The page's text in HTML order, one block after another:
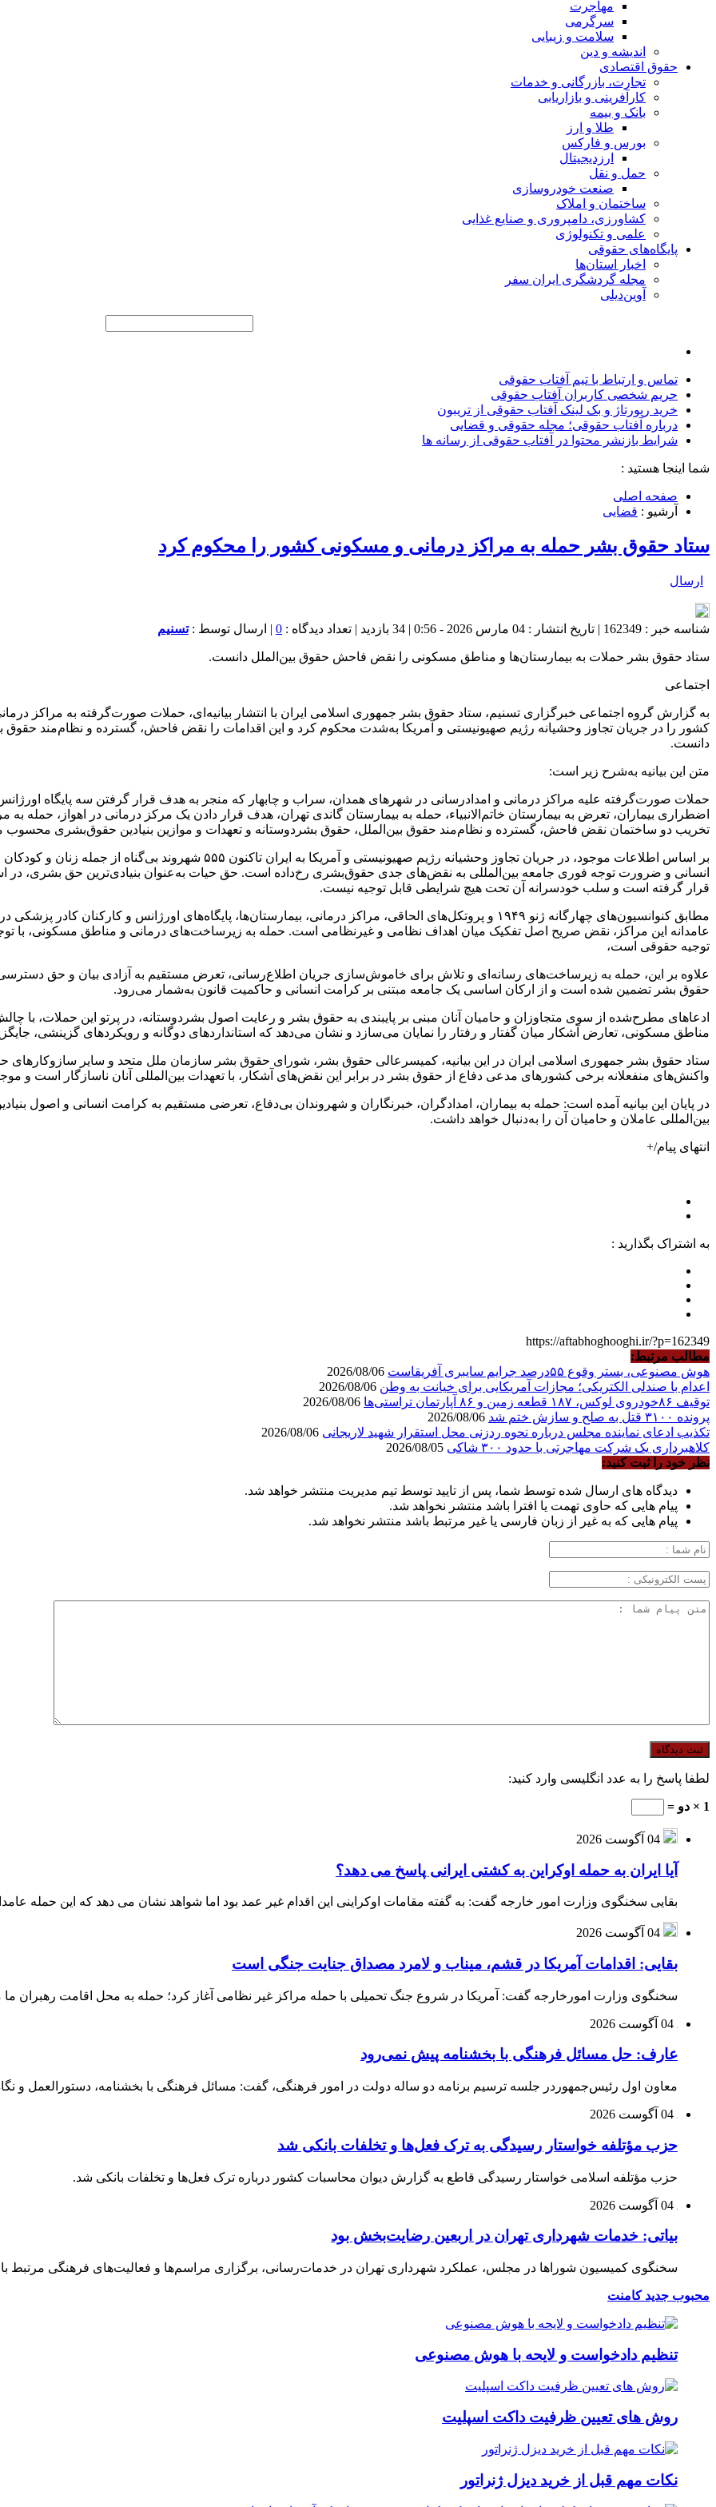
مهاجرت
سرگرمی
سلامت و زیبایی
اندیشه و دین
حقوق اقتصادی
تجارت، بازرگانی و خدمات
کارآفرینی و بازاریابی
بانک و بیمه
طلا و ارز
بورس و فارکس
ارزدیجیتال
حمل و نقل
صنعت خودروسازی
ساختمان و املاک
کشاورزی، دامپروری و صنایع غذایی
علمی و تکنولوژی
پایگاه‌های حقوقی
اخبار استان‌ها
مجله گردشگری ایران سفر
آوین‌دیلی
تماس و ارتباط با تیم آفتاب حقوقی
حریم شخصی کاربران آفتاب حقوقی
خرید رپورتاژ و بک لینک آفتاب حقوقی از تریبون
درباره آفتاب حقوقی؛ مجله حقوقی و قضایی
شرایط بازنشر محتوا در آفتاب حقوقی از رسانه ها
شما اینجا هستید :
صفحه اصلی
آرشیو : قضایی
ستاد حقوق بشر حمله به مراکز درمانی و مسکونی کشور را محکوم کرد
ارسال
شناسه خبر : 162349 | تاریخ انتشار : 04 مارس 2026 - 0:56 | 34 بازدید | تعداد دیدگاه : 0 | ارسال توسط :تسنیم
ستاد حقوق بشر حملات به بیمارستان‌ها و مناطق مسکونی را نقض فاحش حقوق بین‌الملل دانست.
اجتماعی
به گزارش گروه اجتماعی خبرگزاری تسنیم، ستاد حقوق بشر جمهوری اسلامی ایران با انتشار بیانیه‌ای، حملات صورت‌گرفته به مراکز
کشور را در جریان تجاوز وحشیانه رژیم صهیونیستی و آمریکا به‌شدت محکوم کرد و این اقدامات را نقض‌ فاحش، گسترده و نظام‌مند حقوق
دانست.
متن این بیانیه به‌شرح زیر است:
حملات صورت‌گرفته علیه مراکز درمانی و امدادرسانی در شهرهای همدان، سراب و چابهار که منجر به هدف قرار گرفتن سه پایگاه
اضطراری بیماران، تعرض به بیمارستان خاتم‌الانبیاء، حمله به بیمارستان گاندی تهران، هدف قرار دادن یک مرکز درمانی در اهواز، حمله
تخریب دو ساختمان نقض‌ فاحش، گسترده و نظام‌مند حقوق بین‌الملل، حقوق بشردوستانه و تعهدات و موازین بنیادین حقوق‌بشری محسوب
بر اساس اطلاعات موجود، در جریان تجاوز وحشیانه رژیم صهیونیستی و
انسانی و ضرورت توجه فوری جامعه بین‌المللی به نقض‌های جدی حقوق‌بشری رخ‌داده است. حق حیات به‌عنوان بنیادی‌ترین حق بشری، در
قرار گرفته است و سلب خودسرانه آن تحت هیچ شرایطی قابل توجیه نیست.
مطابق کنوانسیون‌های چهارگانه ژنو ۱۹۴۹ و پروتکل‌های الحاقی، مراکز درمانی، بیمارستان‌ها، پایگاه‌های اورژانس و
عامدانه این مراکز، نقض صریح اصل تفکیک میان اهداف نظامی و غیرنظامی است. حمله به زیرساخت‌های درمانی و مناطق مسکونی، با
توجیه حقوقی است،
علاوه بر این، حمله به زیرساخت‌های رسانه‌ای و تلاش برای خاموش‌سازی جریان اطلاع‌رسانی، تعرض مستقیم به آزادی بیان و حق
حقوق بشر تضمین شده است و از ارکان اساسی یک جامعه مبتنی بر کرامت انسانی و حاکمیت قانون به‌شمار می‌رود.
ادعاهای مطرح‌شده از سوی متجاوزان و حامیان آنان مبنی بر پایبندی به حقوق بشر و رعایت اصول بشردوستانه، در پرتو این حملات، با
مناطق مسکونی، تعارض آشکار میان گفتار و رفتار را نمایان می‌سازد و نشان می‌دهد که استانداردهای دوگانه و رویکردهای گزینشی،
ستاد حقوق بشر جمهوری اسلامی ایران در این بیانیه، کمیسرعالی حقوق بشر، شورای حقوق بشر سازمان ملل متحد و سایر
واکنش‌های منفعلانه برخی کشورهای مدعی دفاع از حقوق بشر در برابر این نقض‌های آشکار، با تعهدات بین‌المللی آنان ناسازگار است
در پایان این بیانیه آمده است: حمله به بیماران، امدادگران، خبرنگاران و شهروندان بی‌دفاع، تعرضی مستقیم به کرامت انسانی و اصول
بین‌المللی عاملان و حامیان آن را به‌دنبال خواهد داشت.
انتهای پیام/+
به اشتراک بگذارید :
https://aftabhoghooghi.ir/?p=162349
مطالب مرتبط:
هوش مصنوعی، بستر وقوع ۵۵درصد جرایم سایبری آفریقاست
اعدام با صندلی الکتریکی؛ مجازات آمریکایی برای خیانت به وطن
توقیف ۸۶خودروی لوکس، ۱۸۷ قطعه زمین و ۸۶ آپارتمان تراستی‌ها
پرونده ۳۱۰۰ قتل به صلح و سازش ختم شد
تکذیب ادعای نماینده مجلس درباره نحوه ردزنی محل استقرار شهید لاریجانی
کلاهبرداری یک شرکت مهاجرتی با حدود ۳۰۰ شاکی
نظر خود را ثبت کنید:
دیدگاه های ارسال شده توسط شما، پس از تایید توسط تیم مدیریت منتشر خواهد شد.
پیام هایی که حاوی تهمت یا افترا باشد منتشر نخواهد شد.
پیام هایی که به غیر از زبان فارسی یا غیر مرتبط باشد منتشر نخواهد شد.
لطفا پاسخ را به عدد انگلیسی وارد کنید:
1 × دو =
04 آگوست 2026
آیا ایران به حمله اوکراین به کشتی ایرانی پاسخ می دهد؟
بقایی سخنگوی وزارت امور خارجه گفت: به گفته مقامات اوکراینی این اقدام غیر عمد بود اما شواهد نشان می دهد که این حمله
04 آگوست 2026
بقایی: اقدامات آمریکا در قشم، میناب و لامرد مصداق جنایت جنگی است
سخنگوی وزارت امورخارجه گفت: آمریکا در شروع جنگ تحمیلی با حمله مراکز غیر نظامی آغاز کرد؛ حمله به محل اقامت رهبران ما
04 آگوست 2026
عارف: حل مسائل فرهنگی با بخشنامه پیش نمی‌رود
معاون اول رئیس‌جمهوردر جلسه ترسیم برنامه دو ساله دولت در امور فرهنگی، گفت: مسائل فرهنگی با بخشنامه، دستورالعمل و
04 آگوست 2026
حزب مؤتلفه خواستار رسیدگی به ترک فعل‌ها و تخلفات بانکی شد
حزب مؤتلفه اسلامی خواستار رسیدگی قاطع به گزارش دیوان محاسبات کشور درباره ترک فعل‌ها و تخلفات بانکی شد.
04 آگوست 2026
بیاتی: خدمات شهرداری تهران در اربعین رضایت‌بخش بود
سخنگوی کمیسیون شوراها در مجلس، عملکرد شهرداری تهران در خدمات‌رسانی، برگزاری مراسم‌ها و فعالیت‌های فرهنگی مرتبط با
محبوب جدیدکامنت
تنظیم دادخواست و لایحه با هوش مصنوعی
روش های تعیین ظرفیت داکت اسپلیت
نکات مهم قبل از خرید دیزل ژنراتور